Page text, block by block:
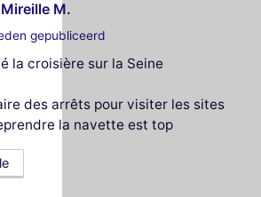
Mireille M.
gepubliceerd
la croisière sur la Seine
des arrêts pour visiter les sites
la navette est top